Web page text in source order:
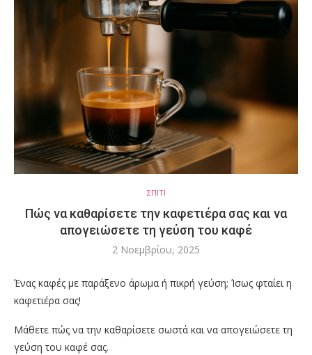
ΣΠΙΤΙ
Πώς να καθαρίσετε την καφετιέρα σας και να
απογειώσετε τη γεύση του καφέ
2 Νοεμβρίου, 2025
Ένας καφές με παράξενο άρωμα ή πικρή γεύση; Ίσως φταίει η
καφετιέρα σας!
Μάθετε πώς να την καθαρίσετε σωστά και να απογειώσετε τη
γεύση του καφέ σας.